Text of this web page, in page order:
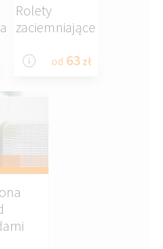
Rolety
zaciemniające
od 63zł